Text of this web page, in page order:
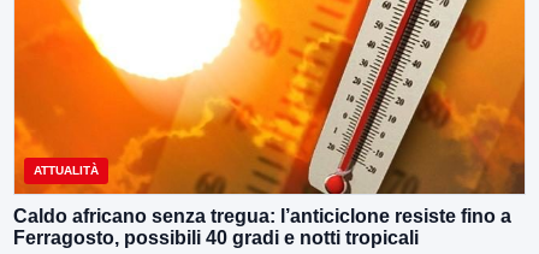
ATTUALITÀ
Caldo africano senza tregua: l’anticiclone resiste fino a
Ferragosto, possibili 40 gradi e notti tropicali